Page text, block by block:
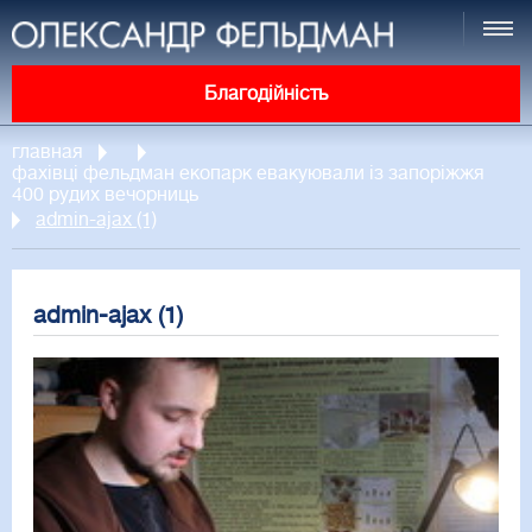
Благодійність
главная
фахівці фельдман екопарк евакуювали із запоріжжя
400 рудих вечорниць
admin-ajax (1)
admin-ajax (1)